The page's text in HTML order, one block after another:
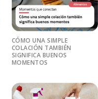
CÓMO UNA SIMPLE
COLACIÓN TAMBIÉN
SIGNIFICA BUENOS
MOMENTOS